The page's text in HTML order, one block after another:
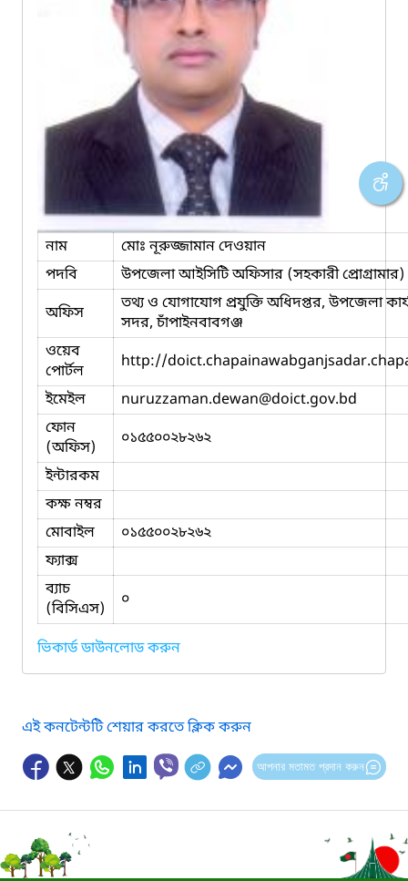
নাম
মোঃ নূরুজ্জামান দেওয়ান
পদবি
উপজেলা আইসিটি অফিসার (সহকারী প্রোগ্রামার)
অফিস
তথ্য ও যোগাযোগ প্রযুক্তি অধিদপ্তর, উপজেলা
সদর, চাঁপাইনবাবগঞ্জ
ওয়েব
পোর্টল
http://
ইমেইল
nuruzzaman.dewan@doict.gov.bd
ফোন
(অফিস)
০১৫৫০০২৮২৬২
ইন্টারকম
কক্ষ নম্বর
মোবাইল
০১৫৫০০২৮২৬২
ফ্যাক্স
ব্যাচ
(বিসিএস)
০
ভিকার্ড ডাউনলোড করুন
এই কনটেন্টটি শেয়ার করতে ক্লিক করুন
আপনার মতামত প্রদান করুন